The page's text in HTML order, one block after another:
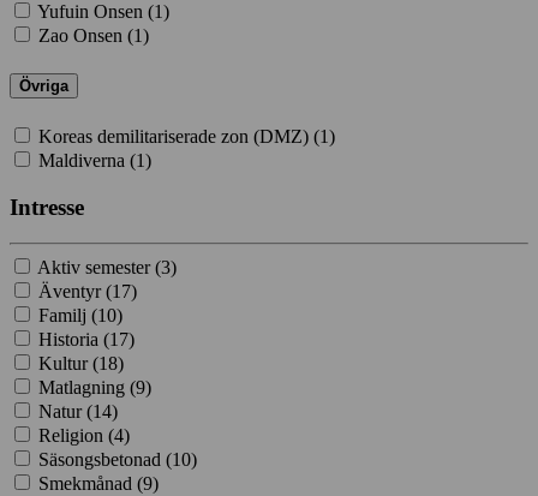
Yufuin Onsen (1)
Zao Onsen (1)
Övriga
Koreas demilitariserade zon (DMZ) (1)
Maldiverna (1)
Intresse
Aktiv semester (3)
Äventyr (17)
Familj (10)
Historia (17)
Kultur (18)
Matlagning (9)
Natur (14)
Religion (4)
Säsongsbetonad (10)
Smekmånad (9)